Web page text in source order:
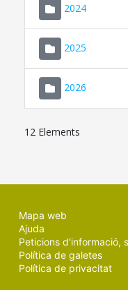
2024
2025
2026
12 Elements
Mapa web
Ajuda
Peticions d'informació,
Política de galetes
Política de privacitat